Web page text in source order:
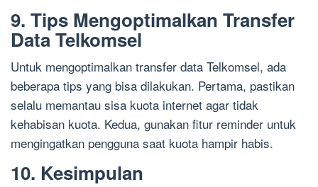
9. Tips Mengoptimalkan Transfer
Data Telkomsel
Untuk mengoptimalkan transfer data Telkomsel, ada
beberapa tips yang bisa dilakukan. Pertama, pastikan
selalu memantau sisa kuota internet agar tidak
kehabisan kuota. Kedua, gunakan fitur reminder untuk
mengingatkan pengguna saat kuota hampir habis.
10. Kesimpulan